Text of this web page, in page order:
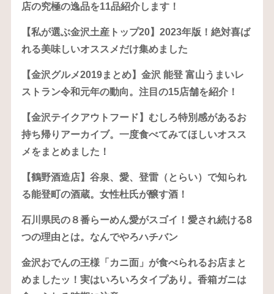
店の究極の逸品を11品紹介します！
【私が選ぶ金沢土産トップ20】2023年版！絶対喜ば
れる美味しいオススメだけ集めました
【金沢グルメ2019まとめ】金沢 能登 富山うまいレ
ストラン令和元年の動向。注目の15店舗を紹介！
【金沢テイクアウトフード】むしろ特別感があるお
持ち帰りアーカイブ。一度食べてみてほしいオスス
メをまとめました！
【鶴野酒造店】谷泉、愛、登雷（とらい）で知られ
る能登町の酒蔵。女性杜氏が醸す酒！
石川県民の８番らーめん愛がスゴイ！愛され続ける8
つの理由とは。なんでやろハチバン
金沢おでんの王様「カニ面」が食べられるお店まと
めましたッ！実はいろいろタイプあり。香箱ガニは